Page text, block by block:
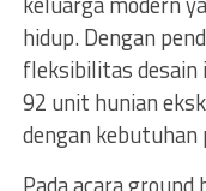
hidup. Dengan
fleksibilitas
92 unit hunian
dengan kebutuhan